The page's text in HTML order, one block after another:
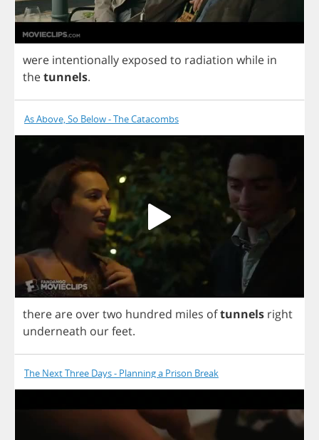
were intentionally exposed to radiation while in
thetunnels.
As Above, So Below - The Catacombs
thereare overtwo hundred miles oftunnels right
underneath ourfeet.
The Next Three Days - Planning a Prison Break